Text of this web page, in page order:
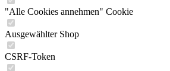
"Alle Cookies annehmen" Cookie
Ausgewählter Shop
CSRF-Token